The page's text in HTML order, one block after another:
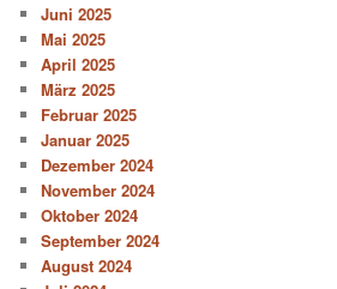
Juni 2025
Mai 2025
April 2025
März 2025
Februar 2025
Januar 2025
Dezember 2024
November 2024
Oktober 2024
September 2024
August 2024